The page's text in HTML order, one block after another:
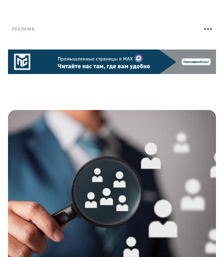
РЕКЛАМА